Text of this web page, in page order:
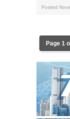
Posted
Page 1